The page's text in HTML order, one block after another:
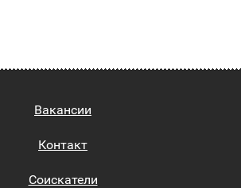
Вакансии
Контакт
Соискатели